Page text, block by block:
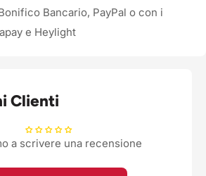
Bancario, PayPal o con i
e Heylight
Clienti
a scrivere una recensione